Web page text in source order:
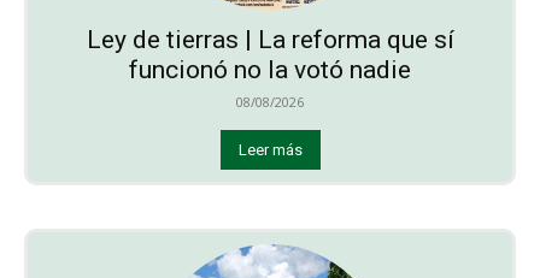
Ley de tierras | La reforma que sí
funcionó no la votó nadie
08/08/2026
Leer más